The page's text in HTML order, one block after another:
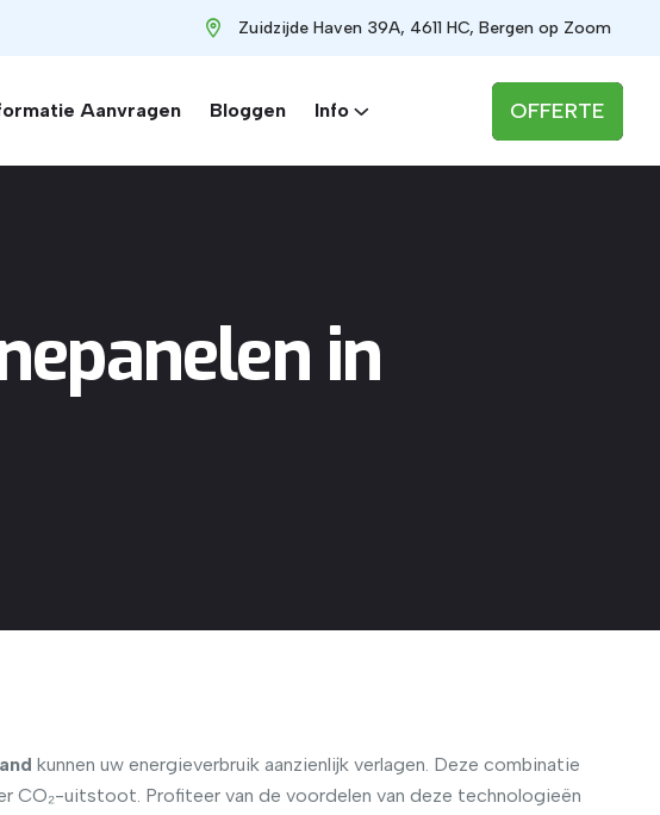
Zuidzijde Haven 39A, 4611 HC, Bergen op Zoom
Aanvragen Bloggen Info OFFERTE
in
kunnen uw energieverbruik aanzienlijk verlagen. Deze combinatie
CO₂-uitstoot. Profiteer van de voordelen van deze technologieën